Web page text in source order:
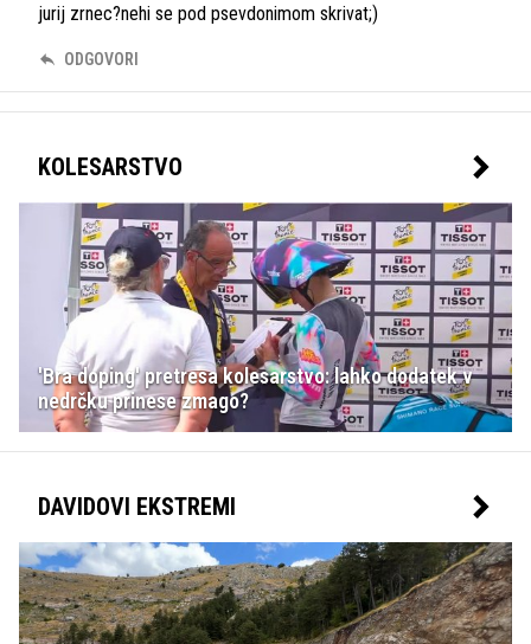
jurij zrnec?nehi se pod psevdonimom skrivat;)
ODGOVORI
KOLESARSTVO
'Bra doping' pretresa kolesarstvo: lahko dodatek v
nedrčku prinese zmago?
DAVIDOVI EKSTREMI